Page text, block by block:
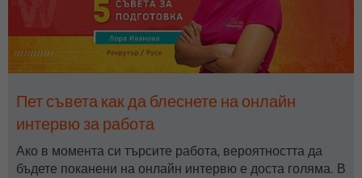
Пет съвета как да блеснете на онлайн
интервю за работа
Ако в момента си търсите работа, вероятността да
бъдете поканени на онлайн интервю е доста голяма. В